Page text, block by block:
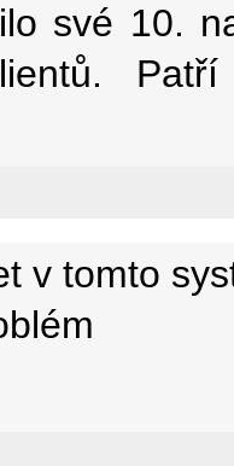
své 10.
v tomto